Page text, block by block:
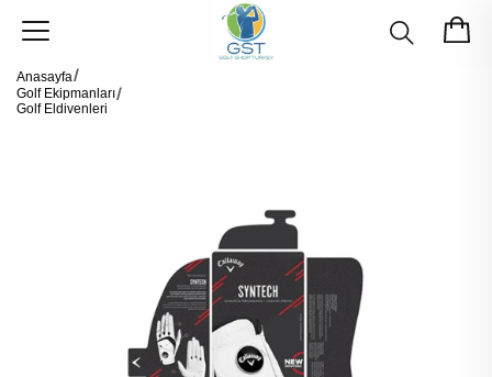
Anasayfa
Golf Ekipmanları
Golf Eldivenleri